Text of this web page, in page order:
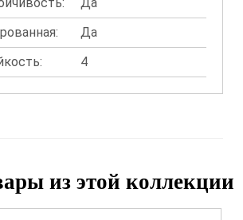
Да
4
из этой коллекции